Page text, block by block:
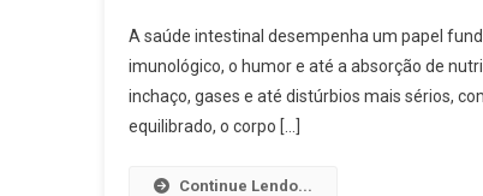
A saúde intestinal desempenha um papel
imunológico, o humor e até a absorção de
inchaço, gases e até distúrbios mais sérios,
equilibrado, o corpo […]
Continue Lendo...